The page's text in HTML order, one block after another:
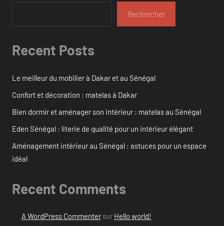
Rechercher
Recent Posts
Le meilleur du mobilier à Dakar et au Sénégal
Confort et décoration : matelas à Dakar
Bien dormir et aménager son intérieur : matelas au Sénégal
Eden Sénégal : literie de qualité pour un intérieur élégant
Aménagement intérieur au Sénégal : astuces pour un espace
idéal
Recent Comments
A WordPress Commentersur Hello world!